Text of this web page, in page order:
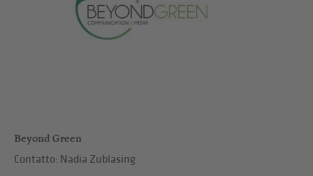
Beyond Green
Contatto: Nadia Zublasing